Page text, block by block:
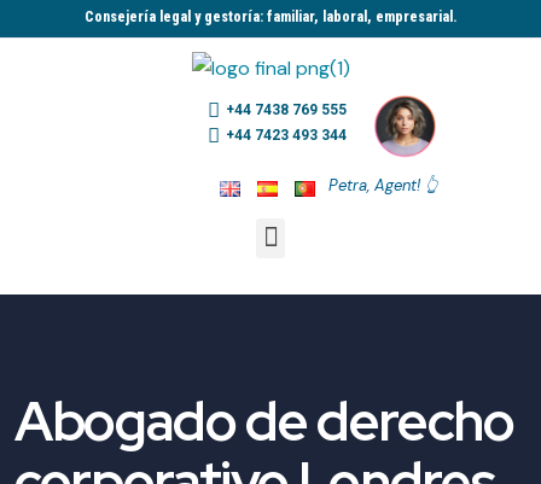
Consejería legal y gestoría: familiar, laboral, empresarial.​
+44 7438 769 555
+44 7423 493 344
Petra, Agent! 👆
Abogado de derecho